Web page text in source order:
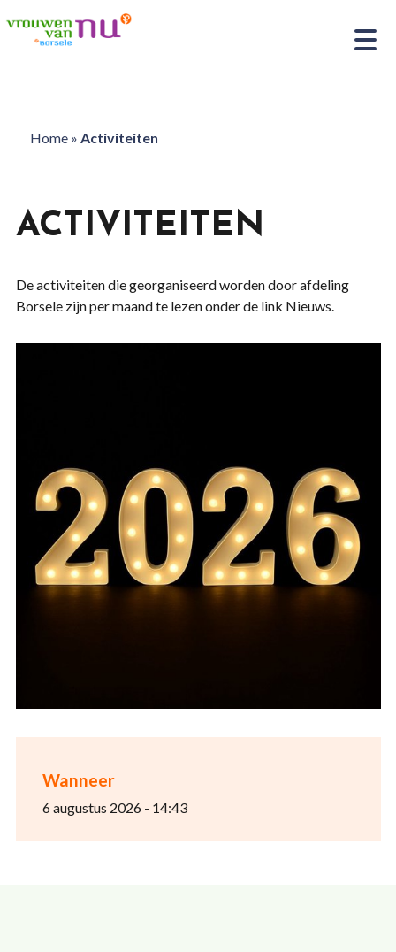
Home» Activiteiten
Wanneer
6 augustus 2026 - 14:43
ACTIVITEITEN
De activiteiten die georganiseerd worden door afdeling
Borsele zijn per maand te lezen onder de link Nieuws.